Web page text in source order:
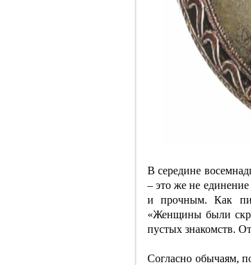
В середине
– это же не
и прочным. Как
«Женщины были
пустых знакомств.
Согласно обычаям,